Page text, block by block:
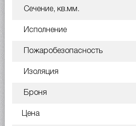
Сечение, кв.мм.
Исполнение
Пожаробезопасность
Изоляция
Броня
Цена